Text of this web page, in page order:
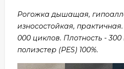
Рогожка дышащая,
износостойкая,
000 циклов. Плотность - 300
полиэстер (PES) 100%.